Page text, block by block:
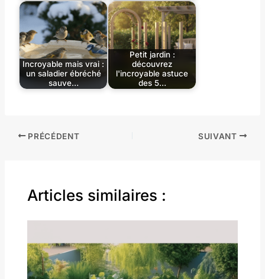
Incroyable mais vrai :
un saladier ébréché
sauve…
Petit jardin :
découvrez
l'incroyable astuce
des 5…
PRÉCÉDENT SUIVANT
Articles similaires :